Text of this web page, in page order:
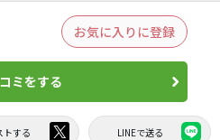
お気に入りに登録
ミをする
トする LINEで送る